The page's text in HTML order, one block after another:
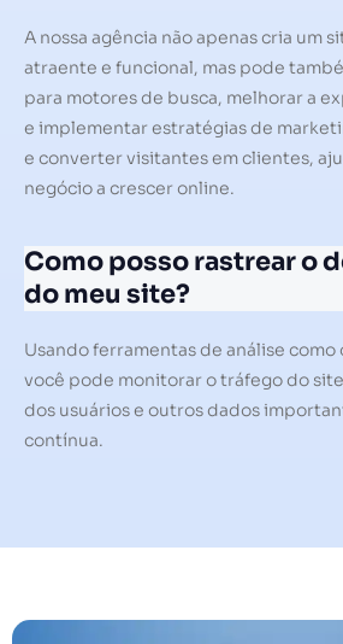
A nossa agência não apenas cria um
atraente e funcional, mas pode
para motores de busca, melhorar a
e implementar estratégias de
e converter visitantes em clientes,
negócio a crescer online.
Como posso rastrear o
do meu site?
Usando ferramentas de análise como
você pode monitorar o tráfego do
dos usuários e outros dados
contínua.